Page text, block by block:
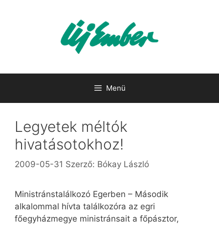
Menü
Legyetek méltók
hivatásotokhoz!
2009-05-31 Szerző: Bókay László
Ministránstalálkozó Egerben – Második
alkalommal hívta találkozóra az egri
főegyházmegye ministránsait a főpásztor,